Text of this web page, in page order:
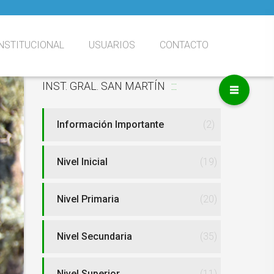
MATRÍCULA AÑO 2027
História
de
USUARIOS
San Martín Virtual
CONTACTO
INST. GRAL. SAN MARTÍN
Información Importante (2)
Nivel Inicial (19)
Nivel Primaria (20)
Nivel Secundaria (35)